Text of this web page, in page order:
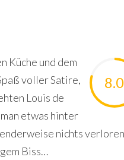
8.0
Küche und dem
voller Satire,
Louis de
etwas hinter
nichts
Biss…